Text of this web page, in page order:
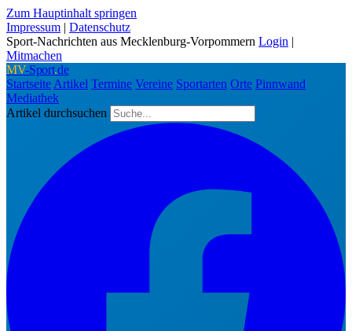
Zum Hauptinhalt springen
Impressum | Datenschutz
Sport-Nachrichten aus Mecklenburg-Vorpommern Login |
Mitmachen
MV-Sport.de
Startseite Artikel Termine Vereine Sportarten Orte Pinnwand
Mediathek
Artikel durchsuchen